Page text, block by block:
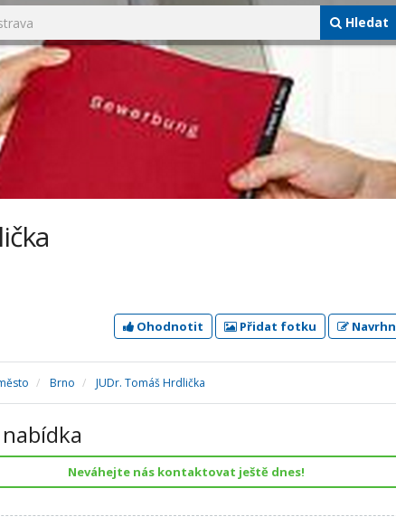
Hledat
Ohodnotit
Přidat fotku
Brno JUDr. Tomáš Hrdlička
Neváhejte nás kontaktovat ještě dnes!